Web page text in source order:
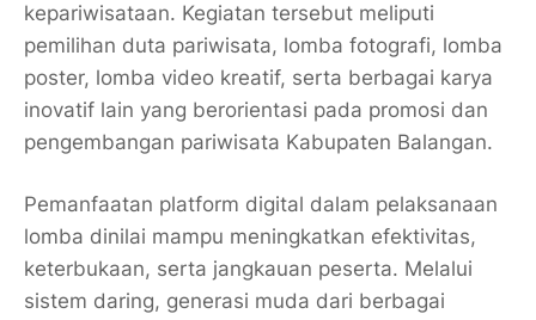
kepariwisataan. Kegiatan tersebut meliputi
pemilihan duta pariwisata, lomba fotografi, lomba
poster, lomba video kreatif, serta berbagai karya
inovatif lain yang berorientasi pada promosi dan
pengembangan pariwisata Kabupaten Balangan.
Pemanfaatan platform digital dalam pelaksanaan
lomba dinilai mampu meningkatkan efektivitas,
keterbukaan, serta jangkauan peserta. Melalui
sistem daring, generasi muda dari berbagai